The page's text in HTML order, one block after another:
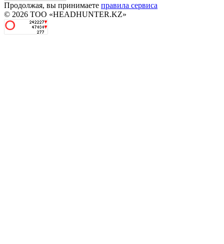
Продолжая, вы принимаете правила сервиса
© 2026 ТОО «HEADHUNTER.KZ»